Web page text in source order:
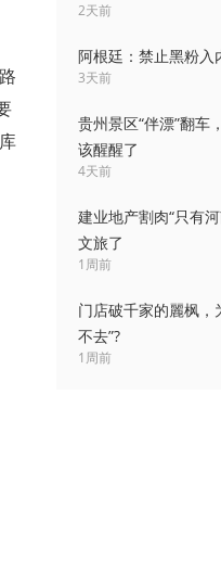
2天前
阿根廷：禁止黑粉入
3天前
贵州景区“伴漂”翻车
该醒醒了
4天前
建业地产割肉“只有
文旅了
1周前
门店破千家的麗枫，
不去”?
1周前